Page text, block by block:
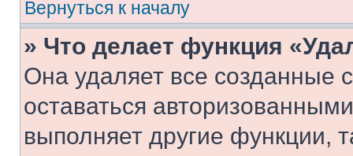
Вернуться к началу
» Что делает функция
Она удаляет все созданные
оставаться
выполняет другие функции,